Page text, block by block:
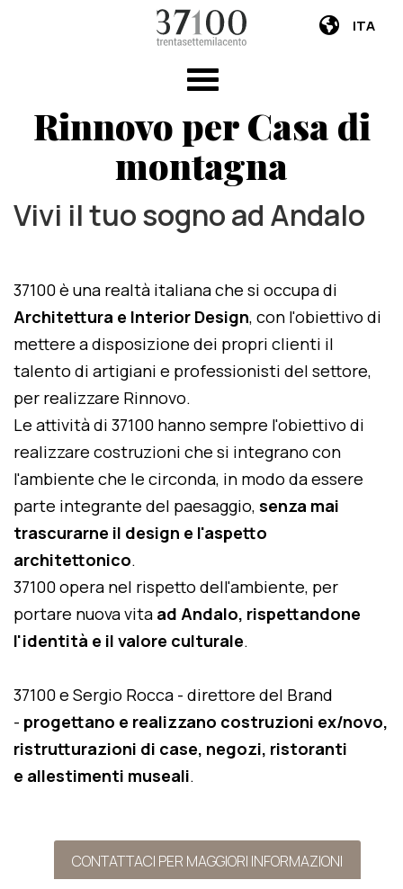
ITA
Rinnovo per Casa di
montagna
Vivi il tuo sogno ad Andalo
37100 è una realtà italiana che si occupa di
Architettura e Interior Design, con l'obiettivo di
mettere a disposizione dei propri clienti il
talento di artigiani e professionisti del settore,
per realizzare Rinnovo.
Le attività di 37100 hanno sempre l'obiettivo di
realizzare costruzioni che si integrano con
l'ambiente che le circonda, in modo da essere
parte integrante del paesaggio, senza mai
trascurarne il design e l'aspetto
architettonico.
37100 opera nel rispetto dell'ambiente, per
portare nuova vita ad Andalo, rispettandone
l'identità e il valore culturale.
37100 e Sergio Rocca - direttore del Brand
- progettano e realizzano costruzioni ex/novo,
ristrutturazioni di case, negozi, ristoranti
e allestimenti museali.
CONTATTACI PER MAGGIORI INFORMAZIONI